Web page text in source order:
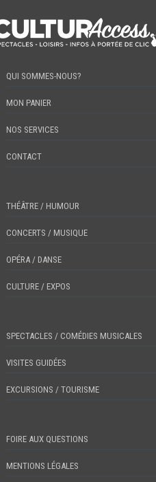
QUI SOMMES-NOUS?
MON PANIER
NOS SERVICES
CONTACT
THÉÂTRE / HUMOUR
CONCERTS / MUSIQUE
OPÉRA / DANSE
CULTURE / EXPOS
SPECTACLES / COMÉDIES MUSICALES
VISITES GUIDÉES
EXCURSIONS / TOURISME
FOIRE AUX QUESTIONS
MENTIONS LÉGALES